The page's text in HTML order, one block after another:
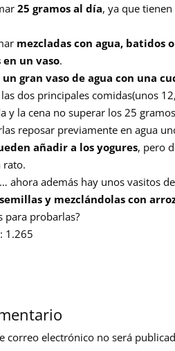
25 gramos al día, ya que
mezcladas con agua, batidos
un vaso.
un gran vaso de agua con una
dos principales comidas(unos
y la cena no superar los 25
reposar previamente en agua
añadir a los yogures, pero
rato.
… ahora además hay unos vasitos
y mezclándolas con
para probarlas?
1.265
correo electrónico no será